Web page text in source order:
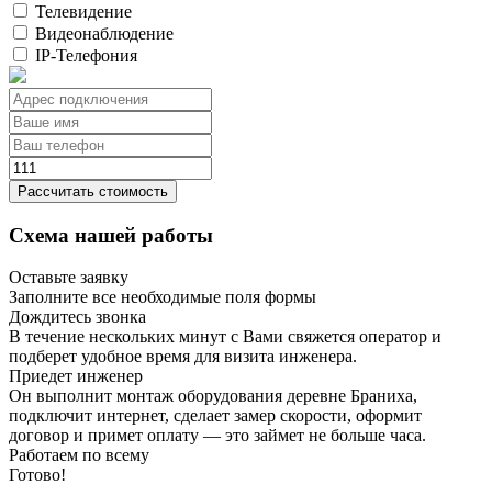
Телевидение
Видеонаблюдение
IP-Телефония
Рассчитать стоимость
Схема нашей работы
Оставьте заявку
Заполните все необходимые поля формы
Дождитесь звонка
В течение нескольких минут с Вами свяжется оператор и
подберет удобное время для визита инженера.
Приедет инженер
Он выполнит монтаж оборудования деревне Браниха,
подключит интернет, сделает замер скорости, оформит
договор и примет оплату — это займет не больше часа.
Работаем по всему
Готово!